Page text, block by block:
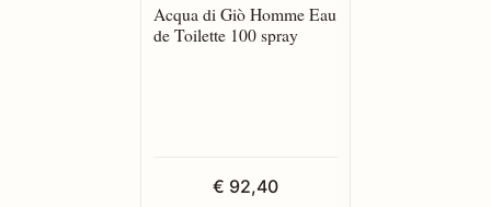
Acqua di Giò Homme Eau
de Toilette 100 spray
€ 92,40